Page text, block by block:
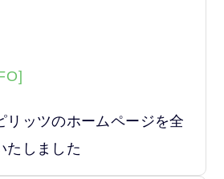
リッツのホームページを全
たしました